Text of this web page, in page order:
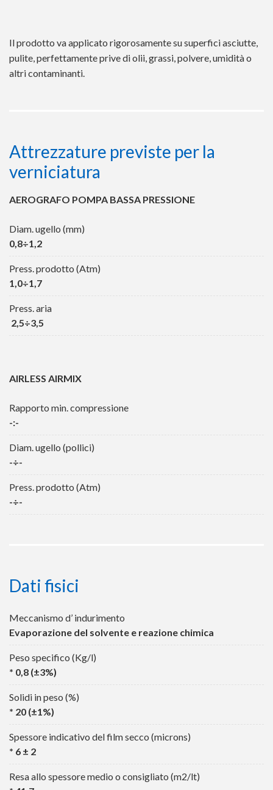
Il prodotto va applicato rigorosamente su superfici asciutte,
pulite, perfettamente prive di olii, grassi, polvere, umidità o
altri contaminanti.
Attrezzature previste per la
verniciatura
AEROGRAFO POMPA BASSA PRESSIONE
Diam. ugello (mm)
0,8÷1,2
Press. prodotto (Atm)
1,0÷1,7
Press. aria
2,5÷3,5
AIRLESS AIRMIX
Rapporto min. compressione
-:-
Diam. ugello (pollici)
-÷-
Press. prodotto (Atm)
-÷-
Dati fisici
Meccanismo d’ indurimento
Evaporazione del solvente e reazione chimica
Peso specifico (Kg/l)
* 0,8 (±3%)
Solidi in peso (%)
* 20 (±1%)
Spessore indicativo del film secco (microns)
* 6 ± 2
Resa allo spessore medio o consigliato (m2/lt)